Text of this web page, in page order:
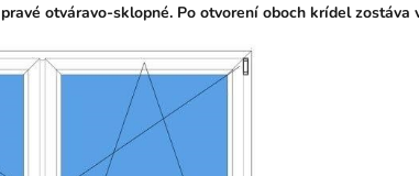
pravé otváravo-sklopné. Po otvorení oboch krídel zostáva